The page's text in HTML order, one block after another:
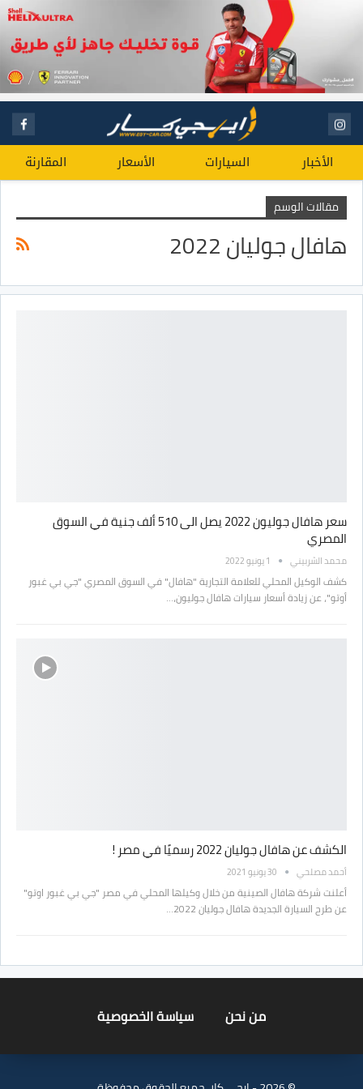
الأخبار السيارات الأسعار المقارنة
مقالات الوسم
هافال جوليان 2022
سعر هافال جوليون 2022 يصل الى 510 ألف جنية في السوق
المصري
محمد الشربيني 1 يونيو 2022
كشف الوكيل المحلي للعلامة التجارية "هافال" في السوق المصري "جي بي غبور
أوتو"، عن زيادة أسعار سيارات هافال جوليون،…
الكشف عن هافال جوليان 2022 رسميًا في مصر !
أحمد مصلحي 30 يونيو 2021
أعلنت شركة هافال الصينية من خلال وكيلها المحلي في مصر "جي بي غبور اوتو"
عن طرح السيارة الجديدة هافال جوليان 2022…
من نحن سياسة الخصوصية